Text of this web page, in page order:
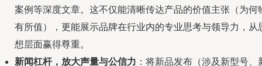
案例等深度文章。这不仅能清晰传达产品的价值主张（为何
有所值），更能展示品牌在行业内的专业思考与领导力，从
想层面赢得尊重。
新闻杠杆，放大声量与公信力 ：将新品发布（涉及新型号、